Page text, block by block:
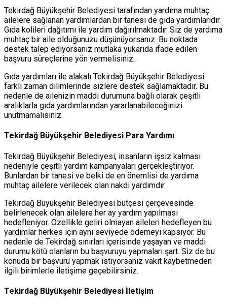
Tekirdağ Büyükşehir Belediyesi tarafından yardıma muhtaç
ailelere sağlanan yardımlardan bir tanesi de gıda yardımlarıdır.
Gıda kolileri dağıtımı ile yardım dağırılmaktadır. Siz de yardıma
muhtaç bir aile olduğunuzu düşünüyorsanız. Bu noktada
destek talep ediyorsanız mutlaka yukarıda ifade edilen
başvuru süreçlerine yön vermelisiniz.
Gıda yardımları ile alakalı Tekirdağ Büyükşehir Belediyesi
farklı zaman dilimlerinde sizlere destek sağlamaktadır. Bu
nedenle de ailenizin maddi durumuna bağlı olarak çeşitli
aralıklarla gıda yardımlarından yararlanabileceğinizi
unutmamalısınız.
Tekirdağ Büyükşehir Belediyesi Para Yardımı
Tekirdağ Büyükşehir Belediyesi, insanların işsiz kalması
nedeniyle çeşitli yardım kampanyaları gerçekleştiriyor.
Bunlardan bir tanesi ve belki de en önemlisi de yardıma
muhtaç ailelere verilecek olan nakdi yardımdır.
Tekirdağ Büyükşehir Belediyesi bütçesi çerçevesinde
belirlenecek olan ailelere her ay yardım yapılması
hedefleniyor. Özellikle geliri olmayan aileleri hedefleyen bu
yardımlar herkes için aynı seviyede ödemeyi kapsıyor. Bu
nedenle de Tekirdağ sınırları içerisinde yaşayan ve maddi
durumu kötü olanların bu başvuruyu yapmaları şart. Siz de bu
konuda bir başvuru yapmak istiyorsanız vakit kaybetmeden
ilgili birimlerle iletişime geçebilirsiniz.
Tekirdağ Büyükşehir Belediyesi İletişim